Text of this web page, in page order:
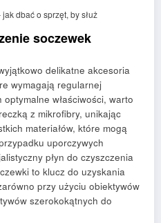
soczewek
delikatne akcesoria
wymagają regularnej
właściwości, warto
z mikrofibry, unikając
materiałów, które mogą
uporczywych
płyn do czyszczenia
to klucz do uzyskania
przy użyciu obiektywów
szerokokątnych do